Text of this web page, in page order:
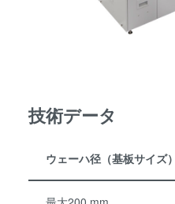
技術データ
ウェーハ径（基板サイズ）